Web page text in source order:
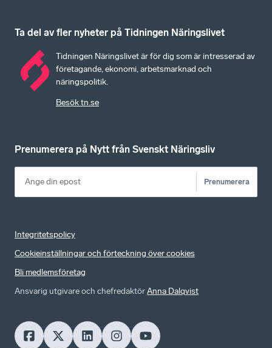
Ta del av fler nyheter på Tidningen Näringslivet
Tidningen Näringslivet är för dig som är intresserad av
företagande, ekonomi, arbetsmarknad och
näringspolitik.
Besök tn.se
Prenumerera på Nytt från Svenskt Näringsliv
Prenumerera
Integritetspolicy
Cookieinställningar och förteckning över cookies
Bli medlemsföretag
Ansvarig utgivare och chefredaktörAnna Dalqvist